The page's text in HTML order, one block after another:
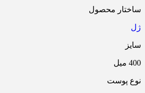
ساختار محصول
ژل
سایز
400 میل
نوع پوست